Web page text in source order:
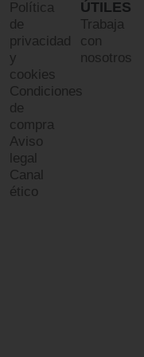
Política
de
privacidad
y
cookies
Condiciones
de
compra
Aviso
legal
Canal
ético
ÚTILES
Trabaja
con
nosotros